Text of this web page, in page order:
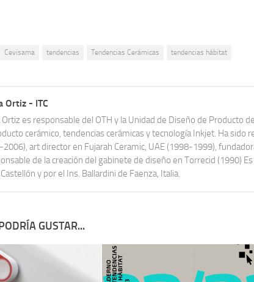
Cevisama tendencias Tendencias Cerámicas tendencias hábitat
Ortiz - ITC
Ortiz es responsable del OTH y la Unidad de Diseño de Producto
cerámico, tendencias cerámicas y tecnología Inkjet. Ha
2006), art director en Fujarah Ceramic, UAE (1998-1999),
de la creación del gabinete de diseño en Torrecid (1990)
Castellón y por el Ins. Ballardini de Faenza, Italia.
GUSTAR...